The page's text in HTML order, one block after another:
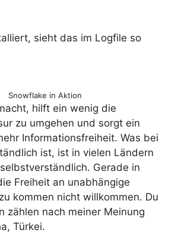
sieht das im Logfile so
Snowflake in Aktion
hilft ein wenig die
zu umgehen und sorgt ein
Informationsfreiheit. Was bei
ist, ist in vielen Ländern
Gerade in
Freiheit an unabhängige
kommen nicht willkommen. Du
zählen nach meiner Meinung
Türkei.